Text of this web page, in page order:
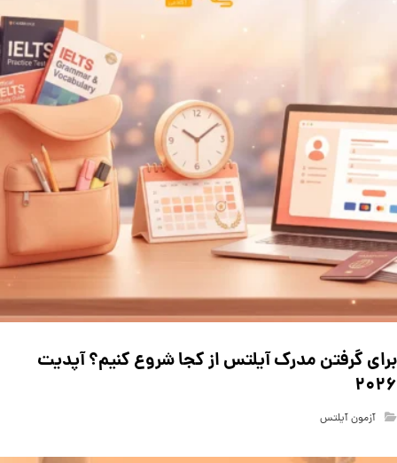
برای گرفتن مدرک آیلتس از کجا شروع کنیم؟ آپدیت
۲۰۲۶
آزمون آیلتس